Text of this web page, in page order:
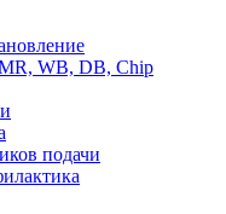
WB, DB, Chip
подачи